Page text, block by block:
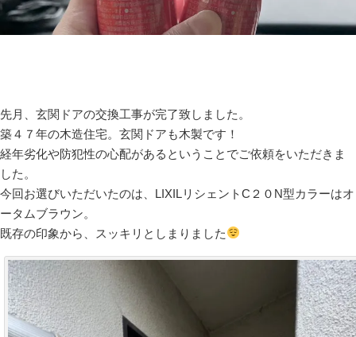
先月、玄関ドアの交換工事が完了致しました。
築４７年の木造住宅。玄関ドアも木製です！
経年劣化や防犯性の心配があるということでご依頼をいただきま
した。
今回お選びいただいたのは、LIXILリシェントC２０N型カラーはオ
ータムブラウン。
既存の印象から、スッキリとしまりました